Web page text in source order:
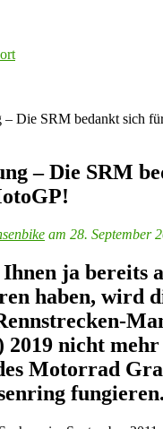
– Die SRM bedankt sich
– Die SRM
am 28. September
ja bereits
haben, wird
2019 nicht mehr
Motorrad
fungieren. |